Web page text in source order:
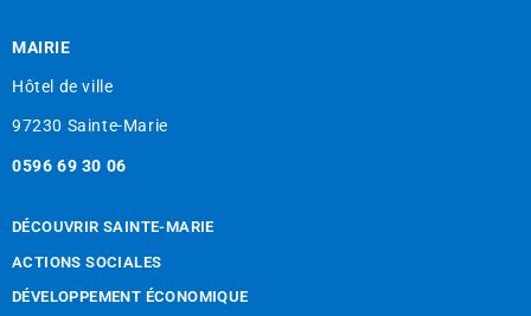
MAIRIE
Hôtel de ville
97230 Sainte-Marie
0596 69 30 06
DÉCOUVRIR SAINTE-MARIE
ACTIONS SOCIALES
DÉVELOPPEMENT ÉCONOMIQUE